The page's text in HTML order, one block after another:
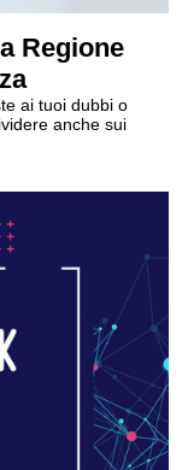
Regione
ai tuoi dubbi o
anche sui